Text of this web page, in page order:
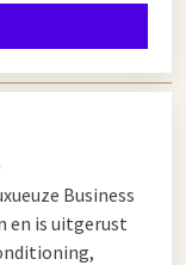
Business
en is uitgerust